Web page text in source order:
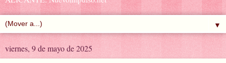
▼
viernes, 9 de mayo de 2025